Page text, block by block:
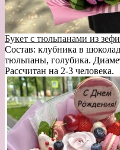
Букет с тюльпанами из
Состав: клубника в
тюльпаны, голубика.
Рассчитан на 2-3 человека.